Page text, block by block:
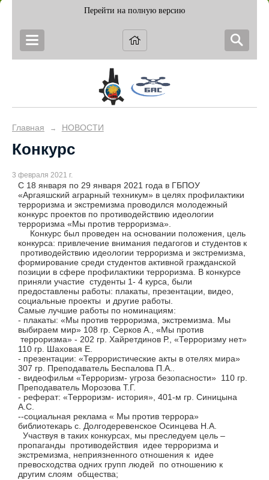
Перейти на полную версию
Главная → НОВОСТИ
Конкурс
3 февраля 2021 г.
С 18 января по 29 января 2021 года в ГБПОУ
«Аргаяшский аграрный техникум» в целях профилактики
терроризма и экстремизма проводился молодежный
конкурс проектов по противодействию идеологии
терроризма «Мы против терроризма».
Конкурс был проведен на основании положения, цель
конкурса: привлечение внимания педагогов и студентов к
противодействию идеологии терроризма и экстремизма,
формирование среди студентов активной гражданской
позиции в сфере профилактики терроризма. В конкурсе
приняли участие студенты 1- 4 курса, были
предоставлены работы: плакаты, презентации, видео,
социальные проекты и другие работы.
Самые лучшие работы по номинациям:
- плакаты: «Мы против терроризма, экстремизма. Мы
выбираем мир» 108 гр. Серков А., «Мы против
терроризма» - 202 гр. Хайретдинов Р., «Терроризму нет»
110 гр. Шаховая Е.
- презентации: «Террористические акты в отелях мира»
307 гр. Преподаватель Беспалова П.А..
- видеофильм «Терроризм- угроза безопасности» 110 гр.
Преподаватель Морозова Т.Г.
- реферат: «Терроризм- история», 401-м гр. Синицына
А.С.
--социальная реклама « Мы против террора»
библиотекарь с. Долгодеревенское Осинцева Н.А.
Участвуя в таких конкурсах, мы преследуем цель –
пропаганды противодействия идее терроризма и
экстремизма, неприязненного отношения к идее
превосходства одних групп людей по отношению к
другим слоям общества;